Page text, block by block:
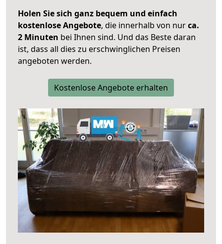
Holen Sie sich ganz bequem und einfach
kostenlose Angebote, die innerhalb von nurca.
2 Minuten bei Ihnen sind. Und das Beste daran
ist, dass all dies zu erschwinglichen Preisen
angeboten werden.
Kostenlose Angebote erhalten